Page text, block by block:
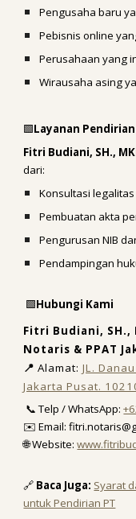
Pengusaha baru
Pebisnis online
Perusahaan yang
Wirausaha asing
🟩Layanan
Fitri Budiani, SH.,
dari:
Konsultasi
Pembuatan akta
Pengurusan NIB
Pendampingan
🟩Hubungi Kami
Fitri Budiani, SH.,
Notaris & PPAT
📍 Alamat: JL.
Jakarta Pusat.
📞 Telp / WhatsApp:
✉️ Email:
🌐 Website:
🔗 Baca Juga: Syarat
untuk Pendirian PT